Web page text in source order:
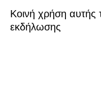
Κοινή χρήση αυτής
εκδήλωσης